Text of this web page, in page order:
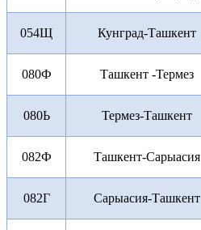
054Щ Кунград-Ташкент
080Ф Ташкент -Термез
080Ь Термез-Ташкент
082Ф Ташкент-Сарыасия
082Г Сарыасия-Ташкент